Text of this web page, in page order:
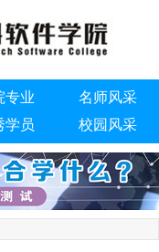
专业
名师风采
学员
校园风采